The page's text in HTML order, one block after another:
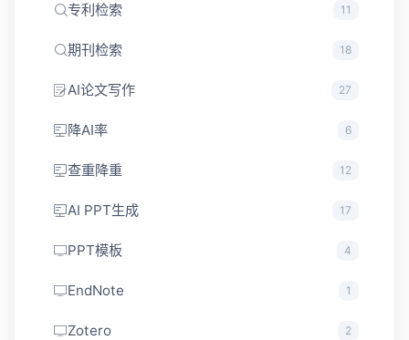
专利检索 11
期刊检索 18
AI论文写作 27
降AI率 6
查重降重 12
AI PPT生成 17
PPT模板 4
EndNote 1
Zotero 2